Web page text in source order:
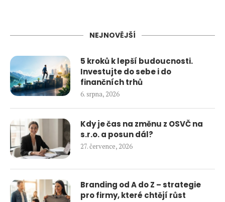
NEJNOVĚJŠÍ
5 kroků k lepší budoucnosti.
Investujte do sebe i do
finančních trhů
6. srpna, 2026
Kdy je čas na změnu z OSVČ na
s.r.o. a posun dál?
27. července, 2026
Branding od A do Z – strategie
pro firmy, které chtějí růst